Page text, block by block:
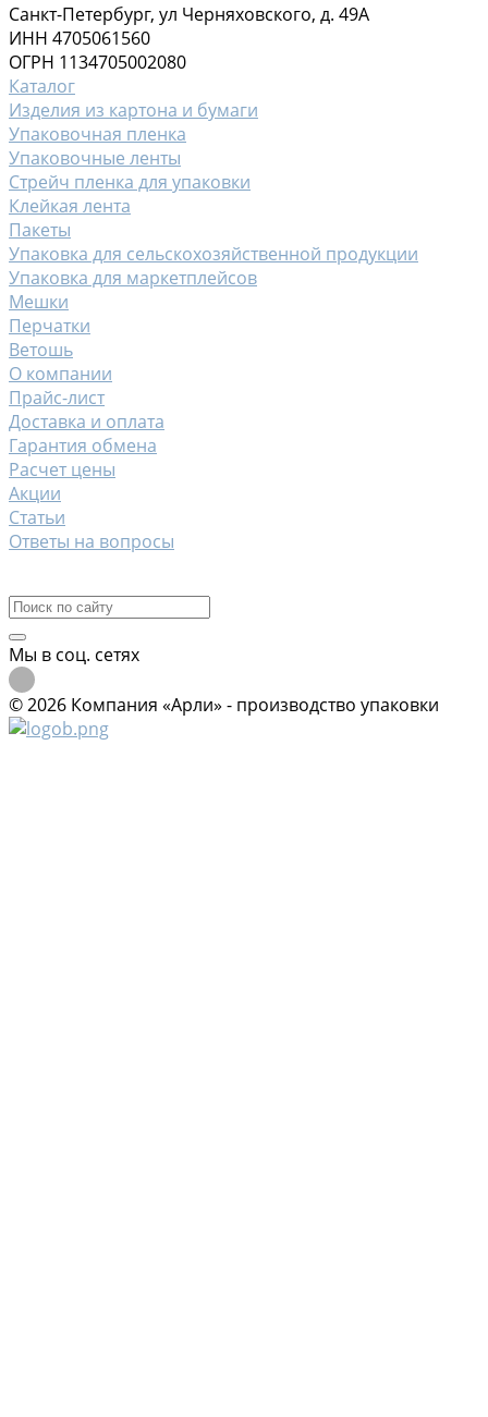
Санкт-Петербург, ул Черняховского, д. 49А
ИНН 4705061560
ОГРН 1134705002080
Каталог
Изделия из картона и бумаги
Упаковочная пленка
Упаковочные ленты
Стрейч пленка для упаковки
Клейкая лента
Пакеты
Упаковка для сельскохозяйственной продукции
Упаковка для маркетплейсов
Мешки
Перчатки
Ветошь
О компании
Прайс-лист
Доставка и оплата
Гарантия обмена
Расчет цены
Акции
Статьи
Ответы на вопросы
Мы в соц. сетях
© 2026 Компания «Арли» - производство упаковки